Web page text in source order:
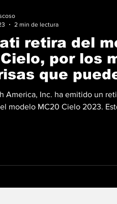
retira del
por los
que
America, Inc. ha emitido un
modelo MC20 Cielo 2023.
2 min de lectura